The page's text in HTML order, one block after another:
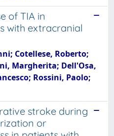
of TIA in
with extracranial
Cotellese, Roberto;
Margherita; Dell'Osa,
Rossini, Paolo;
stroke during
or